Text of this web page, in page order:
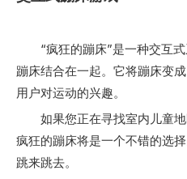
“疯狂的蹦床”是一种交互
蹦床结合在一起。它将蹦床变
用户对运动的兴趣。
如果您正在寻找室内儿童
疯狂的蹦床将是一个不错的选
跳来跳去。